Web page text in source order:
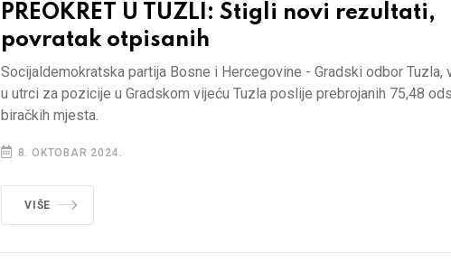
PREOKRET U TUZLI: Stigli novi rezultati,
povratak otpisanih
Socijaldemokratska partija Bosne i Hercegovine - Gradski odbor Tuzla,
u utrci za pozicije u Gradskom vijeću Tuzla poslije prebrojanih 75,48
biračkih mjesta.
8. OKTOBAR 2024.
VIŠE